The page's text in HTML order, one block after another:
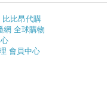
比比昂代購
網 全球購物
會員中心